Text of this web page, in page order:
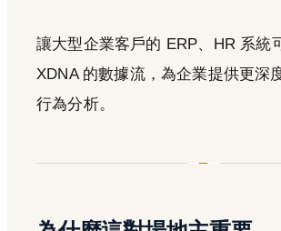
讓大型企業客戶的 ERP、HR 系統
XDNA 的數據流，為企業提供更深
行為分析。